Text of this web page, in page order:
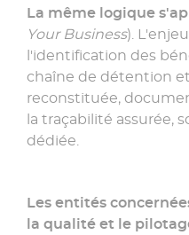
La même logique
Your Business).
l'identification des
chaîne de détention
reconstituée,
la traçabilité assurée,
dédiée.
Les entités
la qualité et le